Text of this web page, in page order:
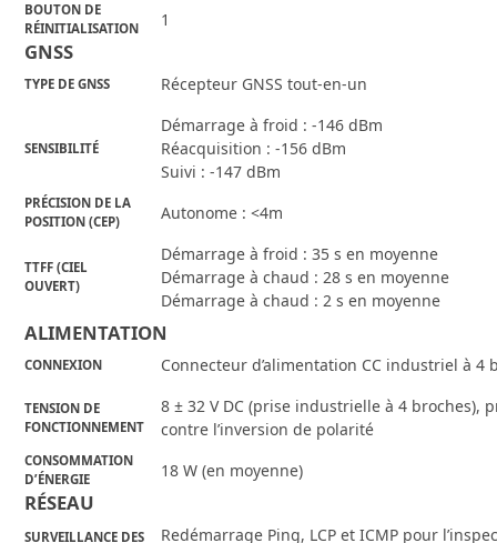
BOUTON DE
RÉINITIALISATION
1
GNSS
TYPE DE GNSS Récepteur GNSS tout-en-un
SENSIBILITÉ
Démarrage à froid : -146 dBm
Réacquisition : -156 dBm
Suivi : -147 dBm
PRÉCISION DE LA
POSITION (CEP)
Autonome : <4m
TTFF (CIEL
OUVERT)
Démarrage à froid : 35 s en moyenne
Démarrage à chaud : 28 s en moyenne
Démarrage à chaud : 2 s en moyenne
ALIMENTATION
CONNEXION Connecteur d’alimentation CC industriel à 4
TENSION DE
FONCTIONNEMENT
8 ± 32 V DC (prise industrielle à 4 broches),
contre l’inversion de polarité
CONSOMMATION
D’ÉNERGIE
18 W (en moyenne)
RÉSEAU
SURVEILLANCE DES
Redémarrage Ping, LCP et ICMP pour